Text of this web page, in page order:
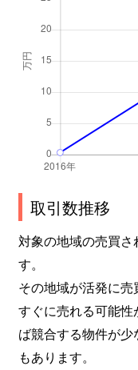
取引数推移
対象の地域の売買
す。
その地域が活発に
すぐに売れる可能
ば競合する物件が
もあります。